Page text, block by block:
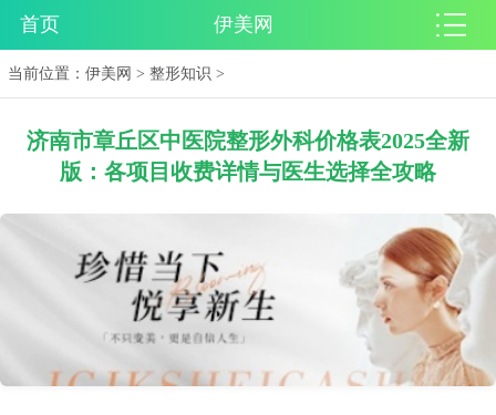
首页 伊美网
当前位置：伊美网 >整形知识 >
济南市章丘区中医院整形外科价格表2025全新
版：各项目收费详情与医生选择全攻略